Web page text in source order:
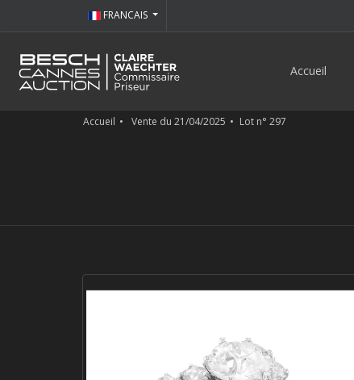
FRANCAIS
Accueil
Accueil Vente du 21/04/2025 Lot n° 297